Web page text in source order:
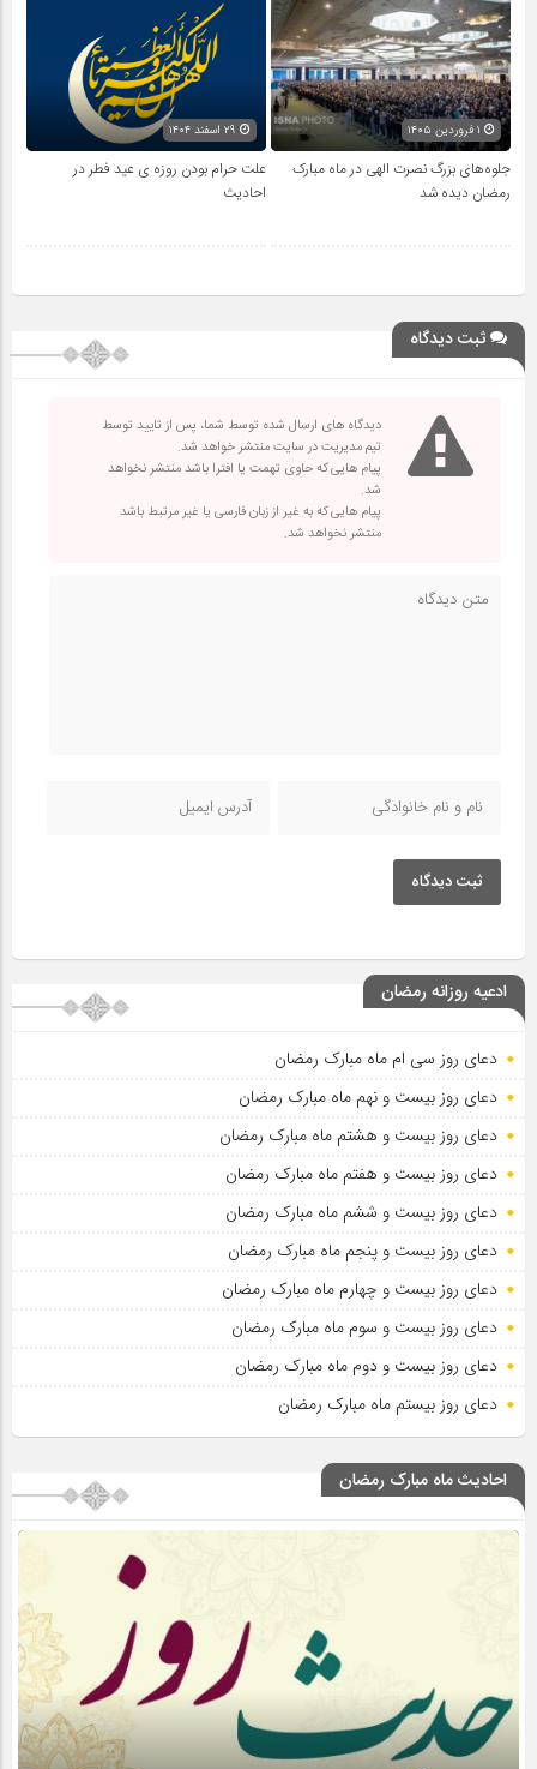
جلوه‌های بزرگ نصرت الهی در ماه مبارک
رمضان دیده شد
علت حرام بودن روزه ی عید فطر در
احادیث
ثبت دیدگاه
دیدگاه های ارسال شده توسط شما، پس از تایید توسط
تیم مدیریت در سایت منتشر خواهد شد.
پیام هایی که حاوی تهمت یا افترا باشد منتشر نخواهد
شد.
پیام هایی که به غیر از زبان فارسی یا غیر مرتبط باشد
منتشر نخواهد شد.
ثبت دیدگاه
ادعیه روزانه رمضان
دعای روز سی ام ماه مبارک رمضان
دعای روز بیست و نهم ماه مبارک رمضان
دعای روز بیست و هشتم ماه مبارک رمضان
دعای روز بیست و هفتم ماه مبارک رمضان
دعای روز بیست و ششم ماه مبارک رمضان
دعای روز بیست و پنجم ماه مبارک رمضان
دعای روز بیست و چهارم ماه مبارک رمضان
دعای روز بیست و سوم ماه مبارک رمضان
دعای روز بیست و دوم ماه مبارک رمضان
دعای روز بیستم ماه مبارک رمضان
احادیث ماه مبارک رمضان